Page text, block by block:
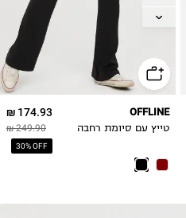
L
174.93 ₪
249.90 ₪
30% OFF
OFFLINE
טייץ עם סיומת רחבה